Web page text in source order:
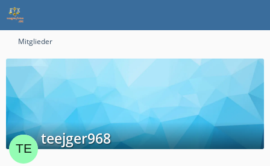
Mitglieder
teejger968